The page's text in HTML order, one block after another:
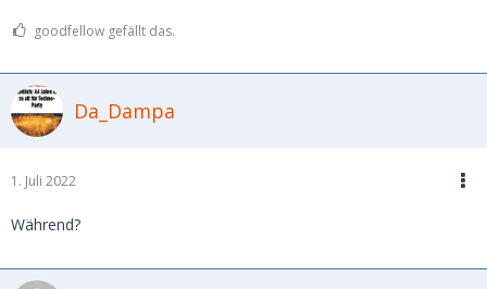
goodfellow gefällt das.
Da_Dampa
1. Juli 2022
Während?